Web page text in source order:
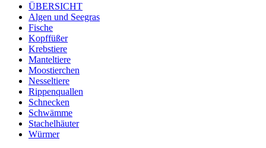
ÜBERSICHT
Algen und Seegras
Fische
Kopffüßer
Krebstiere
Manteltiere
Moostierchen
Nesseltiere
Rippenquallen
Schnecken
Schwämme
Stachelhäuter
Würmer